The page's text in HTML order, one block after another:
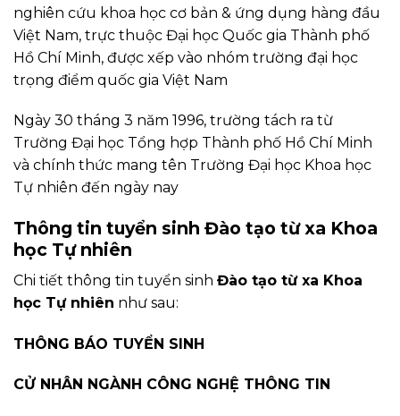
nghiên cứu khoa học cơ bản & ứng dụng hàng đầu
Việt Nam, trực thuộc Đại học Quốc gia Thành phố
Hồ Chí Minh, được xếp vào nhóm trường đại học
trọng điểm quốc gia Việt Nam
Ngày 30 tháng 3 năm 1996, trường tách ra từ
Trường Đại học Tổng hợp Thành phố Hồ Chí Minh
và chính thức mang tên Trường Đại học Khoa học
Tự nhiên đến ngày nay
Thông tin tuyển sinh Đào tạo từ xa Khoa
học Tự nhiên
Chi tiết thông tin tuyển sinh Đào tạo từ xa Khoa
học Tự nhiên như sau:
THÔNG BÁO TUYỂN SINH
CỬ NHÂN NGÀNH CÔNG NGHỆ THÔNG TIN